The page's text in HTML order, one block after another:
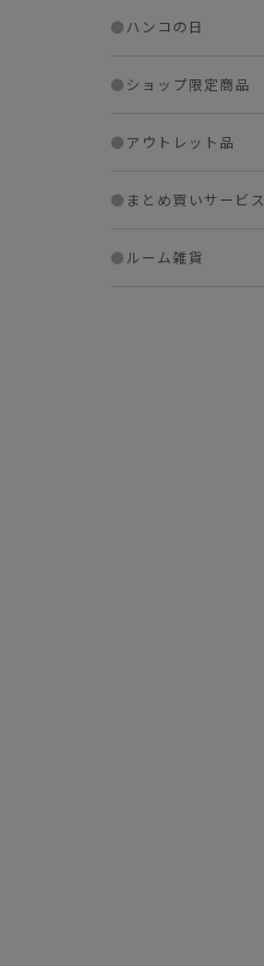
●ハンコの日
●ショップ限定商品
●アウトレット品
● まとめ買いサービス
● ルーム雑貨